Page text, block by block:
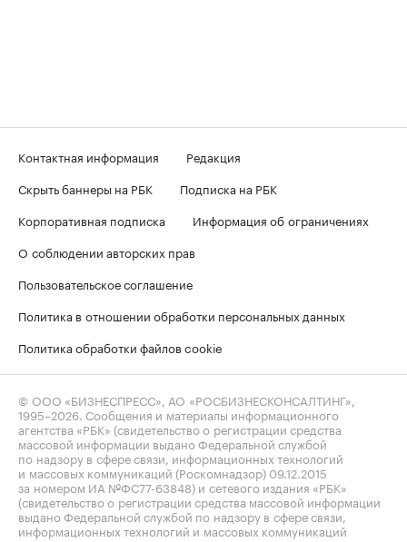
Контактная информация
Редакция
Скрыть баннеры на РБК
Подписка на РБК
Корпоративная подписка
Информация об ограничениях
О соблюдении авторских прав
Пользовательское соглашение
Политика в отношении обработки персональных данных
Политика обработки файлов cookie
© ООО «БИЗНЕСПРЕСС», АО «РОСБИЗНЕСКОНСАЛТИНГ»,
1995–2026. Сообщения и материалы информационного
агентства «РБК» (свидетельство о регистрации средства
массовой информации выдано Федеральной службой
по надзору в сфере связи, информационных технологий
и массовых коммуникаций (Роскомнадзор) 09.12.2015
за номером ИА №ФС77-63848) и сетевого издания «РБК»
(свидетельство о регистрации средства массовой информации
выдано Федеральной службой по надзору в сфере связи,
информационных технологий и массовых коммуникаций